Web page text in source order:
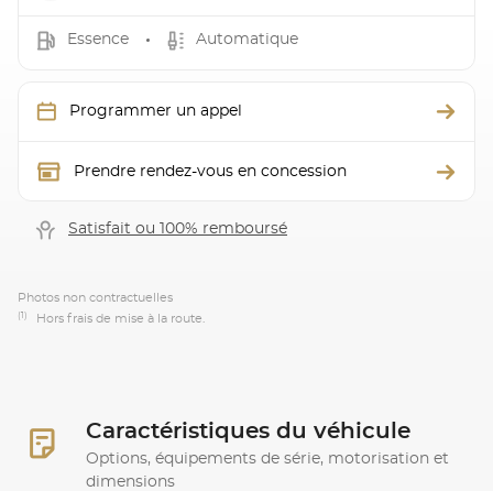
Essence Automatique
Programmer un appel
Prendre rendez-vous en concession
Satisfait ou 100% remboursé
Photos non contractuelles
(1) Hors frais de mise à la route.
Caractéristiques du véhicule
Options, équipements de série, motorisation et
dimensions